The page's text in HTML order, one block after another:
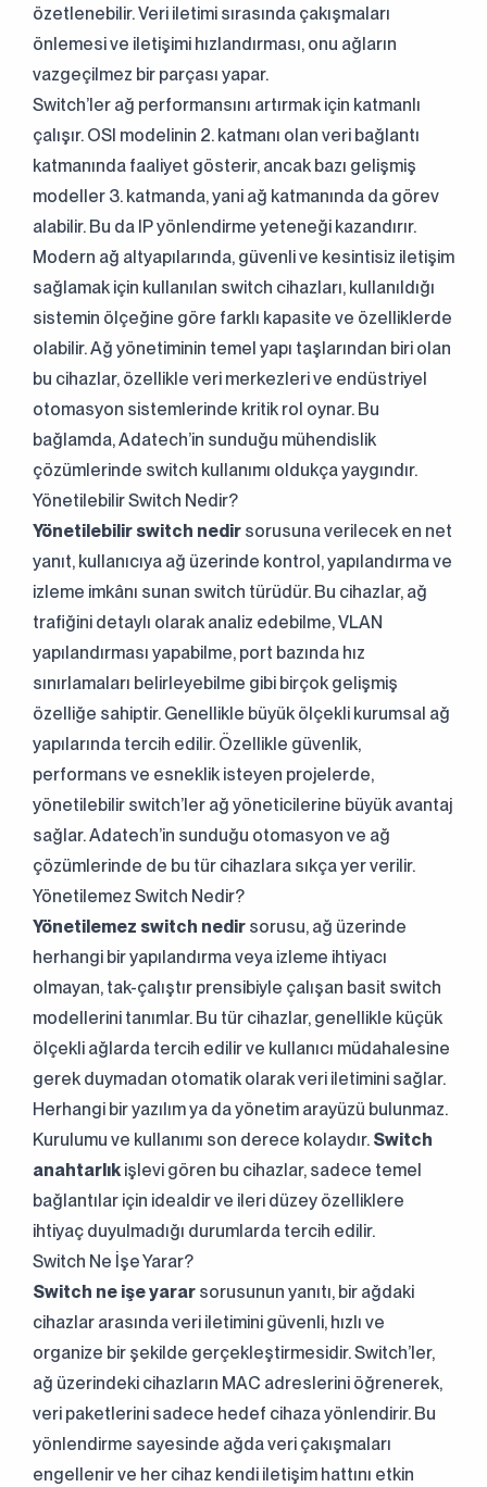
özetlenebilir. Veri iletimi sırasında çakışmaları
önlemesi ve iletişimi hızlandırması, onu ağların
vazgeçilmez bir parçası yapar.
Switch’ler ağ performansını artırmak için katmanlı
çalışır. OSI modelinin 2. katmanı olan veri bağlantı
katmanında faaliyet gösterir, ancak bazı gelişmiş
modeller 3. katmanda, yani ağ katmanında da görev
alabilir. Bu da IP yönlendirme yeteneği kazandırır.
Modern ağ altyapılarında, güvenli ve kesintisiz iletişim
sağlamak için kullanılan switch cihazları, kullanıldığı
sistemin ölçeğine göre farklı kapasite ve özelliklerde
olabilir. Ağ yönetiminin temel yapı taşlarından biri olan
bu cihazlar, özellikle veri merkezleri ve endüstriyel
otomasyon sistemlerinde kritik rol oynar. Bu
bağlamda, Adatech’in sunduğu mühendislik
çözümlerinde switch kullanımı oldukça yaygındır.
Yönetilebilir Switch Nedir?
Yönetilebilir switch nedir sorusuna verilecek en net
yanıt, kullanıcıya ağ üzerinde kontrol, yapılandırma ve
izleme imkânı sunan switch türüdür. Bu cihazlar, ağ
trafiğini detaylı olarak analiz edebilme, VLAN
yapılandırması yapabilme, port bazında hız
sınırlamaları belirleyebilme gibi birçok gelişmiş
özelliğe sahiptir. Genellikle büyük ölçekli kurumsal ağ
yapılarında tercih edilir. Özellikle güvenlik,
performans ve esneklik isteyen projelerde,
yönetilebilir switch’ler ağ yöneticilerine büyük avantaj
sağlar. Adatech’in sunduğu otomasyon ve ağ
çözümlerinde de bu tür cihazlara sıkça yer verilir.
Yönetilemez Switch Nedir?
Yönetilemez switch nedir sorusu, ağ üzerinde
herhangi bir yapılandırma veya izleme ihtiyacı
olmayan, tak-çalıştır prensibiyle çalışan basit switch
modellerini tanımlar. Bu tür cihazlar, genellikle küçük
ölçekli ağlarda tercih edilir ve kullanıcı müdahalesine
gerek duymadan otomatik olarak veri iletimini sağlar.
Herhangi bir yazılım ya da yönetim arayüzü bulunmaz.
Kurulumu ve kullanımı son derece kolaydır. Switch
anahtarlıkişlevi gören bu cihazlar, sadece temel
bağlantılar için idealdir ve ileri düzey özelliklere
ihtiyaç duyulmadığı durumlarda tercih edilir.
Switch Ne İşe Yarar?
Switch ne işe yarar sorusunun yanıtı, bir ağdaki
cihazlar arasında veri iletimini güvenli, hızlı ve
organize bir şekilde gerçekleştirmesidir. Switch’ler,
ağ üzerindeki cihazların MAC adreslerini öğrenerek,
veri paketlerini sadece hedef cihaza yönlendirir. Bu
yönlendirme sayesinde ağda veri çakışmaları
engellenir ve her cihaz kendi iletişim hattını etkin